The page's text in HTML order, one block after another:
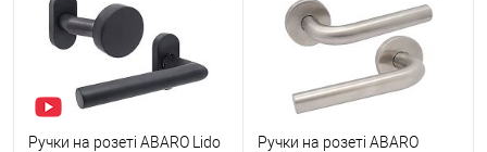
Ручки на розеті ABARO Lido
Ручки на розеті ABARO